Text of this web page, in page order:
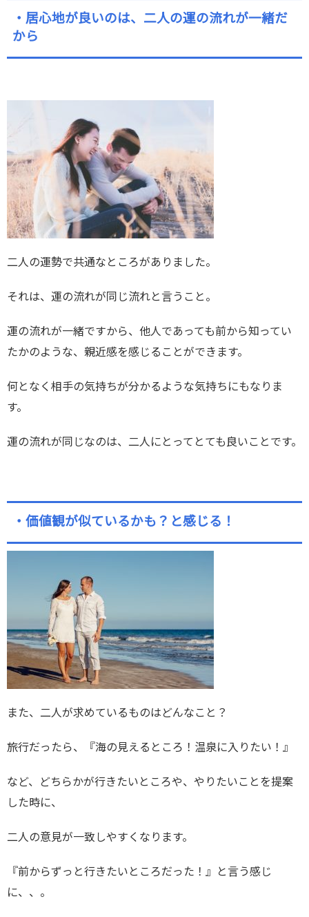
・居心地が良いのは、二人の運の流れが一緒だ
から
二人の運勢で共通なところがありました。
それは、運の流れが同じ流れと言うこと。
運の流れが一緒ですから、他人であっても前から知ってい
たかのような、親近感を感じることができます。
何となく相手の気持ちが分かるような気持ちにもなりま
す。
運の流れが同じなのは、二人にとってとても良いことです。
・価値観が似ているかも？と感じる！
また、二人が求めているものはどんなこと？
旅行だったら、『海の見えるところ！温泉に入りたい！』
など、どちらかが行きたいところや、やりたいことを提案
した時に、
二人の意見が一致しやすくなります。
『前からずっと行きたいところだった！』と言う感じ
に、、。